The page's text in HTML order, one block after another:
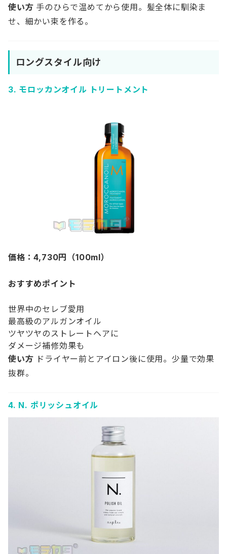
使い方 手のひらで温めてから使用。髪全体に馴染ま
せ、細かい束を作る。
ロングスタイル向け
3. モロッカンオイル トリートメント
価格：4,730円（100ml）
おすすめポイント
世界中のセレブ愛用
最高級のアルガンオイル
ツヤツヤのストレートヘアに
ダメージ補修効果も
使い方 ドライヤー前とアイロン後に使用。少量で効果
抜群。
4. N. ポリッシュオイル